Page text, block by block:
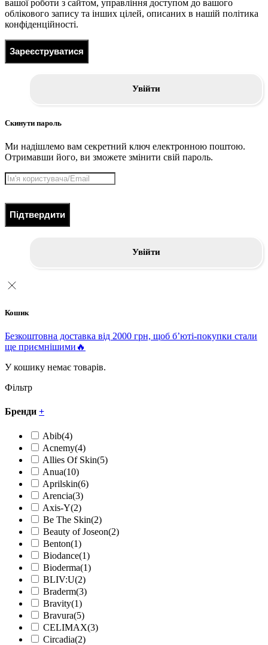
вашої роботи з сайтом, управління доступом до вашого
облікового запису та інших цілей, описаних в нашій політика
конфіденційності.
Зареєструватися
Увійти
Скинути пароль
Ми надішлемо вам секретний ключ електронною поштою.
Отримавши його, ви зможете змінити свій пароль.
Підтвердити
Увійти
Кошик
Безкоштовна доставка від 2000 грн, щоб б’юті-покупки стали
ще приємнішими🔥
У кошику немає товарів.
Фільтр
Бренди +
Abib(4)
Acnemy(4)
Allies Of Skin(5)
Anua(10)
Aprilskin(6)
Arencia(3)
Axis-Y(2)
Be The Skin(2)
Beauty of Joseon(2)
Benton(1)
Biodance(1)
Bioderma(1)
BLIV:U(2)
Braderm(3)
Bravity(1)
Bravura(5)
CELIMAX(3)
Circadia(2)